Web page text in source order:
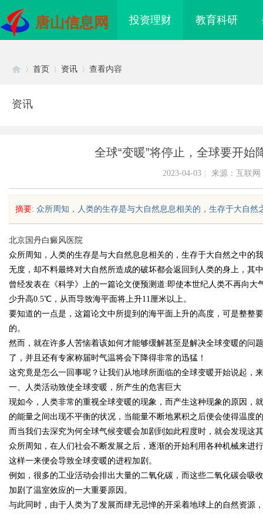
唐山信息网 投资理财 教育科研
sc
uz
!
首页 资讯 查看内容
资讯
全球“变暖”将停止，全球要开
2023-04-03 来源：互联网
摘要: 众所周知，人类的生存是与大自然息息相关的，生存于大自
北京国丹白癜风医院
众所周知，人类的生存是与大自然息息相关的，生存于大自然之中的
无度，却不料最终对大自然所造成的破坏都会返回到人类的身上，其
曾经发表在《科学》上的一篇论文便预测道:即使本世纪人类不再向
少升高0.5℃，从而导致海平面将上升11厘米以上。
要知道的一点是，这篇论文中所提到的海平面上升的高度，可是整整
的。
然而，就在许多人苦恼着该如何才能够缓解甚至是解决全球变暖的问
了，并且还有专家称届时气温将会下降得非常的迅猛！
这究竟是怎么一回事呢？让我们从地球所面临的全球变暖开始说起，
一、人类活动致使全球变暖，所产生的危害巨大
现如今，人类非常的重视全球变暖的现象，而产生这种现象的原因，
的能量之间出现不平衡的状况，当能量不断地累积之后便会使得温度
而当我们去深究为何全球气候变暖会加剧到如此程度时，就会发现这
众所周知，在人们社会不断发展之后，逐渐的开始利用各种机械来进
这样一来便会导致全球变暖的进程加剧。
例如，很多的工业活动会排出大量的二氧化碳，而这些二氧化碳会吸
加剧了温室效应的一大重要原因。
与此同时，由于人类为了发展而肆无忌惮的开采着地球上的自然资源
武汉配眼镜 上海配眼镜 武汉配眼镜 上